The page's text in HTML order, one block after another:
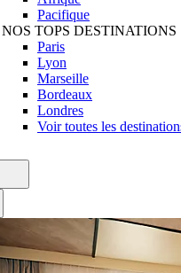
Pacifique
NOS TOPS DESTINATIONS
Paris
Lyon
Marseille
Bordeaux
Londres
Voir toutes les